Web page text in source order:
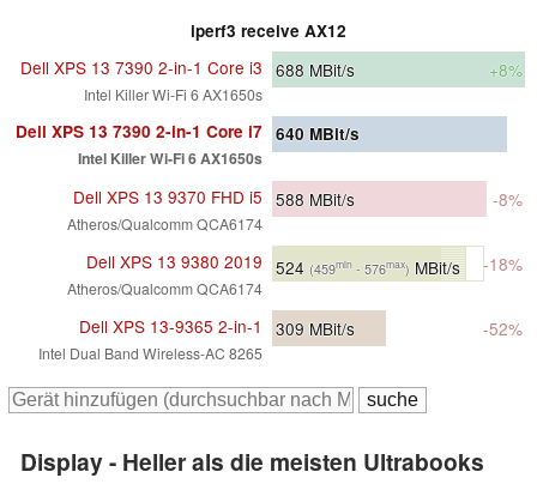
iperf3 receive AX12
Dell XPS 13 7390 2-in-1 Core i3
Intel Killer Wi-Fi 6 AX1650s
688 MBit/s +8%
Dell XPS 13 7390 2-in-1 Core i7
Intel Killer Wi-Fi 6 AX1650s
640 MBit/s
Dell XPS 13 9370 FHD i5
Atheros/Qualcomm QCA6174
588 MBit/s -8%
Dell XPS 13 9380 2019
Atheros/Qualcomm QCA6174
524 (459min - 576max) MBit/s -18%
Dell XPS 13-9365 2-in-1
Intel Dual Band Wireless-AC 8265
309 MBit/s -52%
Display - Heller als die meisten Ultrabooks